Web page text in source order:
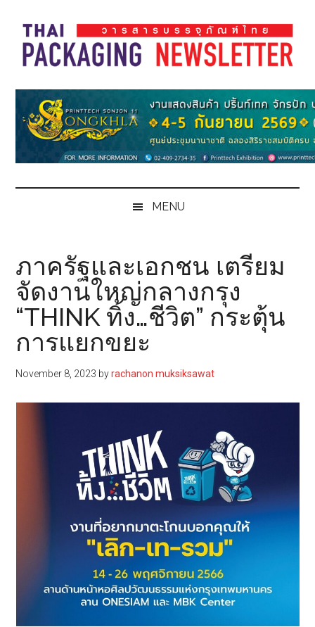
main
content
secondary
menu
primary
sidebar
footer
Thai
Pack
Magazine
Pack
Magazine
MENU
ภาครัฐและเอกชน เตรียม
จัดงานใหญ่กลางกรุง
“THINK ทิ้ง…ชีวิต” กระตุ้น
การแยกขยะ
November 8, 2023 byrachanon muksiksawat